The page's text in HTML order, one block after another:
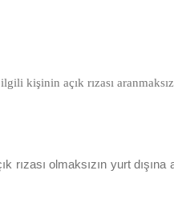
kişinin açık rızası
olmaksızın yurt dışına